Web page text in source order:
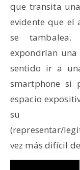
que transita
evidente que el
se tambalea.
expondrían una
sentido ir a
smartphone si
espacio
su
(representar/
vez más difícil